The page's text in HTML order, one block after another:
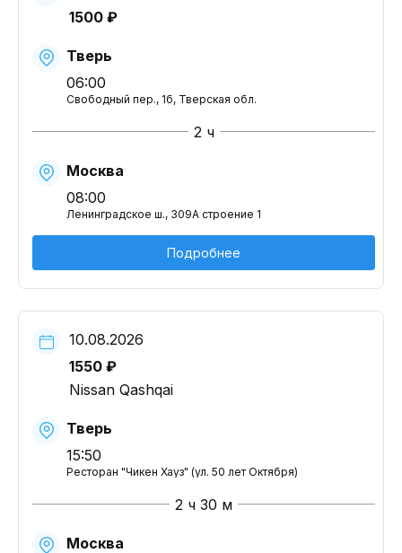
1500 ₽
Тверь
06:00
Свободный пер., 1б, Тверская обл.
2 ч
Москва
08:00
Ленинградское ш., 309А строение 1
Подробнее
10.08.2026
1550 ₽
Nissan Qashqai
Тверь
15:50
Ресторан "Чикен Хауз" (ул. 50 лет Октября)
2 ч 30 м
Москва